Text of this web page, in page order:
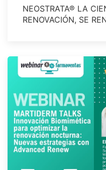
NEOSTRATA® LA
RENOVACIÓN, SE